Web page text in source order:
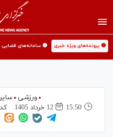
🟡 پرونده‌های ویژه خبری 🟡 سامانه‌های قضایی
ورزشی
15:50
12 خرداد 1405